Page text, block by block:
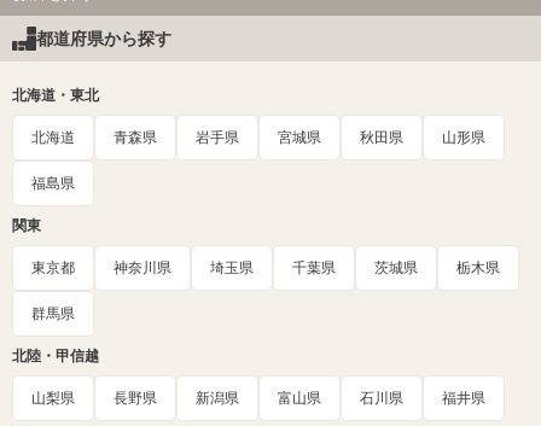
都道府県から探す
北海道・東北
北海道 青森県 岩手県 宮城県 秋田県 山形県
福島県
関東
東京都 神奈川県 埼玉県 千葉県 茨城県 栃木県
群馬県
北陸・甲信越
山梨県 長野県 新潟県 富山県 石川県 福井県